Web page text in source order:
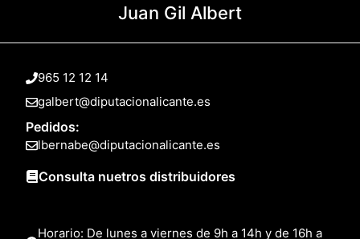
Juan Gil Albert
965 12 12 14
galbert@diputacionalicante.es
Pedidos:
lbernabe@diputacionalicante.es
Consulta nuetros distribuidores
Horario: De lunes a viernes de 9h a 14h y de 16h a